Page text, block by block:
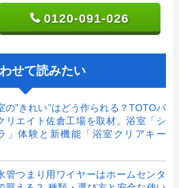
0120-091-026
せて読みたい
の”きれい”はどう作られる？TOTOバ
リエイト佐倉工場を取材。浴室「シ
」体験と新機能「浴室クリアキー
管つまり用ワイヤーはホームセンタ